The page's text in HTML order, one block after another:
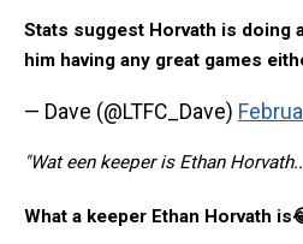
Stats suggest Horvath is doing
him having any great games
— Dave (@LTFC_Dave)
"Wat een keeper is Ethan
What a keeper Ethan Horvath